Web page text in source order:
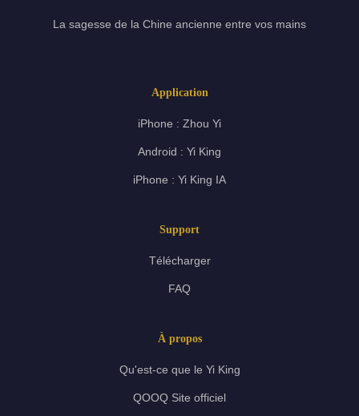
La sagesse de la Chine ancienne entre vos mains
Application
iPhone : Zhou Yi
Android : Yi King
iPhone : Yi King IA
Support
Télécharger
FAQ
À propos
Qu'est-ce que le Yi King
QOOQ Site officiel